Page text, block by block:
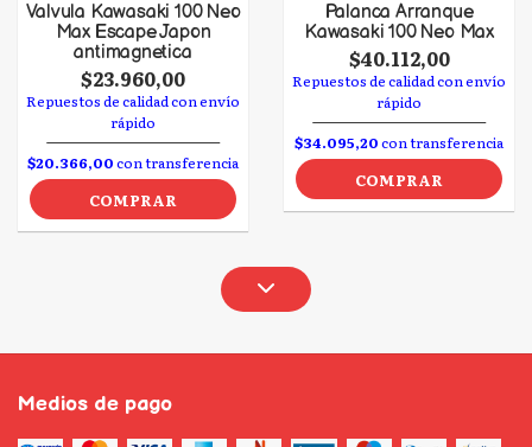
Valvula Kawasaki 100 Neo
Max Escape Japon
antimagnetica
$23.960,00
Repuestos de calidad con envío
rápido
$20.366,00con transferencia
COMPRAR
Palanca Arranque
Kawasaki 100 Neo Max
$40.112,00
Repuestos de calidad con envío
rápido
$34.095,20con transferencia
COMPRAR
Medios de pago